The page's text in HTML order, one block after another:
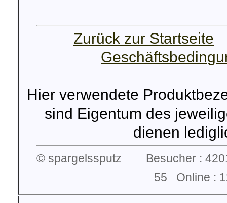
Zurück zur Startseite
Hier verwendete
sind Eigentum des
dienen
© spargelssputz Besucher :
55 Online